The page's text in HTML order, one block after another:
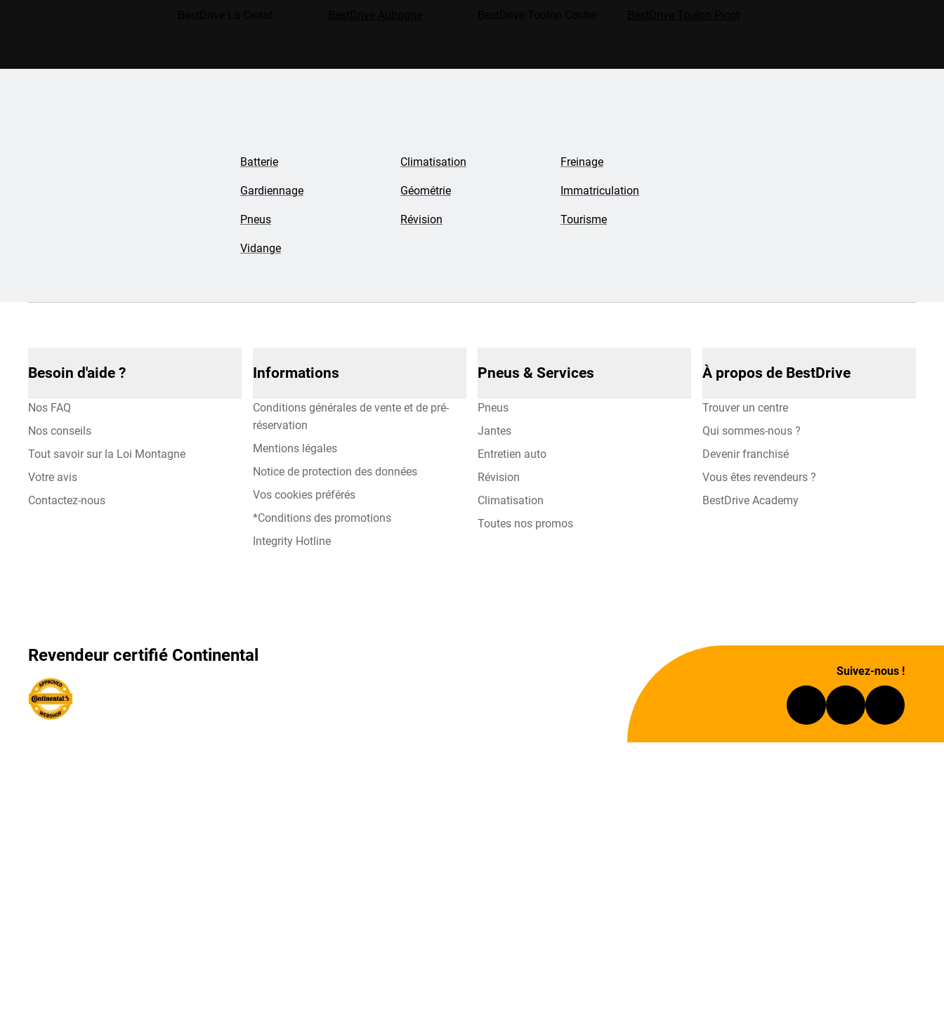
Batterie Climatisation Freinage
Gardiennage Géométrie Immatriculation
Pneus Révision Tourisme
Vidange
Besoin d'aide ?
Nos FAQ
Nos conseils
Tout savoir sur la Loi Montagne
Votre avis
Contactez-nous
Informations
Conditions générales de vente et de pré-
réservation
Mentions légales
Notice de protection des données
Vos cookies préférés
*Conditions des promotions
Integrity Hotline
Pneus & Services
Pneus
Jantes
Entretien auto
Révision
Climatisation
Toutes nos promos
À propos de BestDrive
Trouver un centre
Qui sommes-nous ?
Devenir franchisé
Vous êtes revendeurs ?
BestDrive Academy
Revendeur certifié Continental
Suivez-nous !